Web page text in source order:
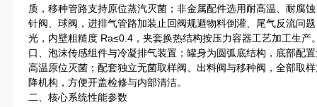
质，移种管路支持原位蒸汽灭菌；非金属配件选用耐高温、耐腐
针阀、球阀，进排气管路加装止回阀规避物料倒灌、尾气反流问
光，内壁粗糙度 Ra≤0.4，夹套换热结构按压力容器工艺加工生
口、泡沫传感组件与冷凝排气装置；罐身为圆弧底结构，底部配
高温原位灭菌；配套独立无菌取样阀、出料阀与移种阀，全部取
降机构，方便开盖检修与内部清洁。
二、核心系统性能参数